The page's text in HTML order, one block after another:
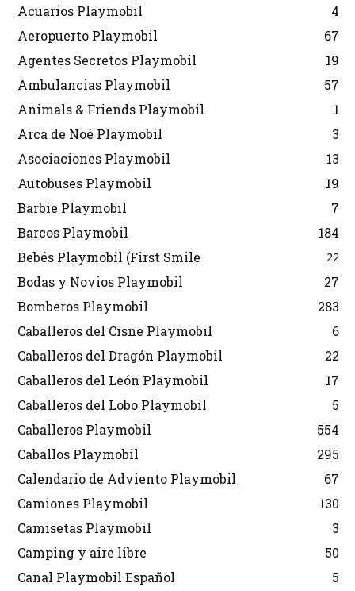
Acuarios Playmobil
4
Aeropuerto Playmobil
67
Agentes Secretos Playmobil
19
Ambulancias Playmobil
57
Animals & Friends Playmobil
1
Arca de Noé Playmobil
3
Asociaciones Playmobil
13
Autobuses Playmobil
19
Barbie Playmobil
7
Barcos Playmobil
184
Bebés Playmobil (First Smile
22
Bodas y Novios Playmobil
27
Bomberos Playmobil
283
Caballeros del Cisne Playmobil
6
Caballeros del Dragón Playmobil
22
Caballeros del León Playmobil
17
Caballeros del Lobo Playmobil
5
Caballeros Playmobil
554
Caballos Playmobil
295
Calendario de Adviento Playmobil
67
Camiones Playmobil
130
Camisetas Playmobil
3
Camping y aire libre
50
Canal Playmobil Español
5